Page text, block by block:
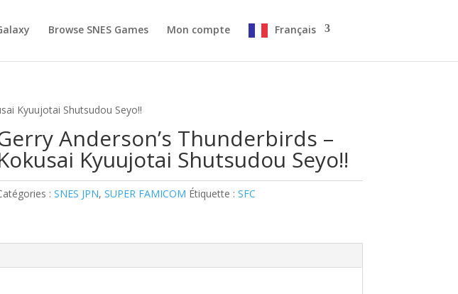
Browse SNES Games Mon compte Français
Kyuujotai Shutsudou Seyo!!
Anderson’s Thunderbirds –
Kyuujotai Shutsudou Seyo!!
: SNES JPN, SUPER FAMICOM Étiquette : SFC